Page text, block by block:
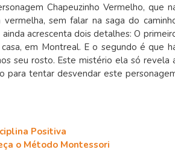
Chapeuzinho Vermelho, que
sem falar na saga do
acrescenta dois detalhes: O
em Montreal. E o segundo é que
seu rosto. Este mistério ela só revela
para tentar desvendar este
Positiva
o Método Montessori